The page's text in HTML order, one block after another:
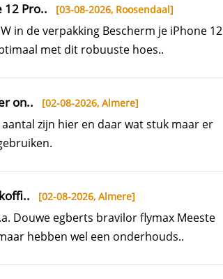
12 Pro.. [03-08-2026, Roosendaal]
in de verpakking Bescherm je iPhone 12
met dit robuuste hoes..
on.. [02-08-2026, Almere]
zijn hier en daar wat stuk maar er
[02-08-2026, Almere]
Douwe egberts bravilor flymax Meeste
hebben wel een onderhouds..